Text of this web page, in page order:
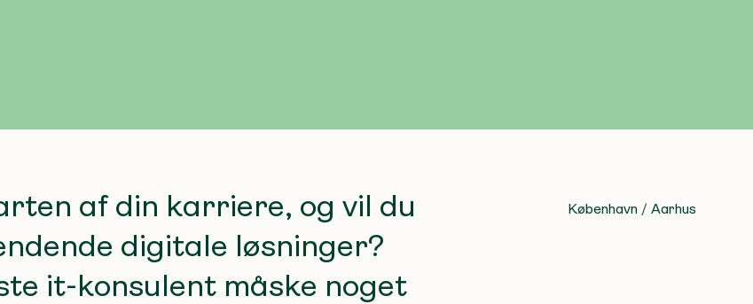
af din karriere, og vil du
digitale løsninger?
it-konsulent måske noget
København / Aarhus